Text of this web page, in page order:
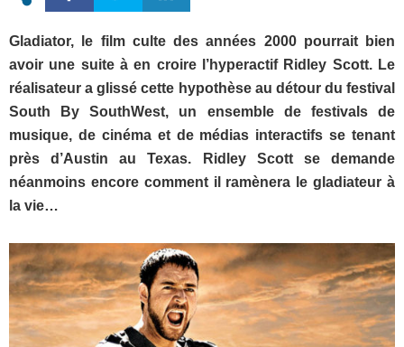
Gladiator, le film culte des années 2000 pourrait bien
avoir une suite à en croire l’hyperactif Ridley Scott. Le
réalisateur a glissé cette hypothèse au détour du festival
South By SouthWest, un ensemble de festivals de
musique, de cinéma et de médias interactifs se tenant
près d’Austin au Texas. Ridley Scott se demande
néanmoins encore comment il ramènera le gladiateur à
la vie…